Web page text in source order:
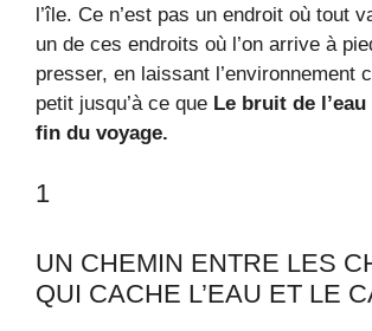
l’île. Ce n’est pas un endroit où tout
un de ces endroits où l’on arrive à
presser, en laissant l’environnement
petit jusqu’à ce que Le bruit de
fin du voyage.
1
UN CHEMIN ENTRE LES
QUI CACHE L’EAU ET LE